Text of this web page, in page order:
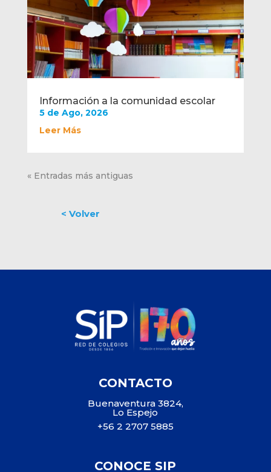
Información a la comunidad escolar
5 de Ago, 2026
Leer Más
« Entradas más antiguas
CONTACTO
Buenaventura 3824,
Lo Espejo
+56 2 2707 5885
CONOCE SIP